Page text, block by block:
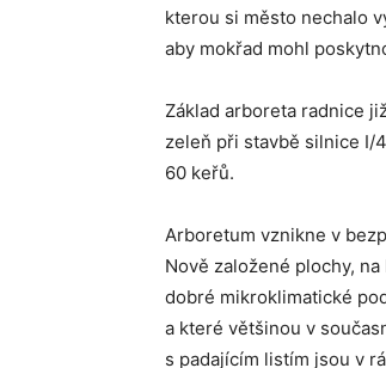
kterou si město nechalo
aby mokřad mohl
Základ arboreta radnice
zeleň při stavbě silnice I/
60 keřů.
Arboretum vznikne v
Nově založené plochy,
dobré mikroklimatické
a které většinou v
s padajícím listím jsou v